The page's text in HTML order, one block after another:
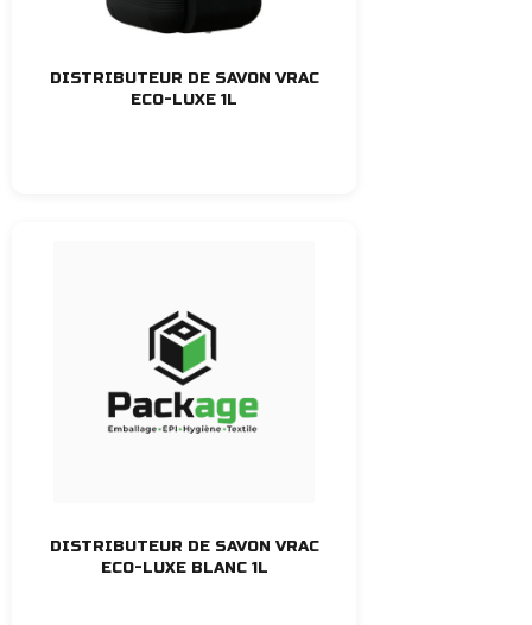
DISTRIBUTEUR DE SAVON VRAC
ECO-LUXE 1L
DISTRIBUTEUR DE SAVON VRAC
ECO-LUXE BLANC 1L